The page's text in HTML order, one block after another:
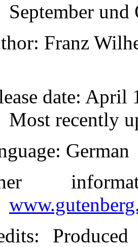
September
: Franz
date: April
Most recently
: German
: